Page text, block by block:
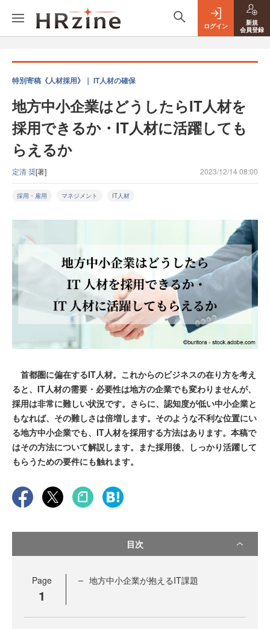
ログイン
新規
会員登録
特別寄稿《人材採用》｜ IT人材の確保
地方中小企業はどうしたらIT人材を
採用できるか・IT人材に活躍しても
らえるか
定清 奨[著] 2023/12/14 08:00
採用・雇用 マネジメント IT人材
首都圏に偏在するIT人材。これからのビジネスの在り方を考え
ると、IT人材の需要・必要性は地方の企業でも変わりませんが、
採用は非常に難しい状況です。さらに、認知度が低い中小企業と
もなれば、その難しさは倍増します。そのような不利な位置にい
る地方中小企業でも、IT人材を採用する方法はあります。本稿で
はその方法について解説します。また採用後、しっかり活躍して
もらうための要件にも触れます。
目次
Page
1
地方中小企業が抱えるIT課題